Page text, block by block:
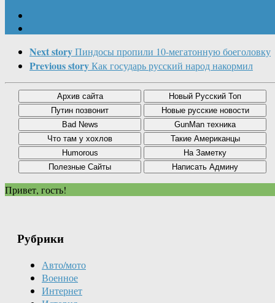
Next storyПиндосы пропили 10-мегатонную боеголовку
Previous storyКак государь русский народ накормил
Привет, гость!
Рубрики
Авто/мото
Военное
Интернет